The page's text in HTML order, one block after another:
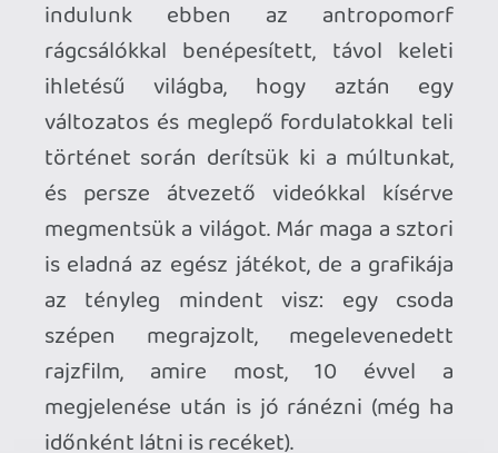
De magával a hack&slash játékmenettel
sincs gond, azt is nagyon jól összerakták,
beleértve a tárgyhasználatot, a craftolást
meg a karakter fejlesztését is. A fő
küldetések mellett változatos
mellékküldetéseket is teljesíthetünk,
illetve a nyílt világban különféle
challenge szintekre is eljuthatunk, ahol is
próbára tehetjük magunkat. Bizonyos
helyekre új képességek megszerzésével